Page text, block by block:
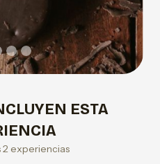
ESTA
experiencias